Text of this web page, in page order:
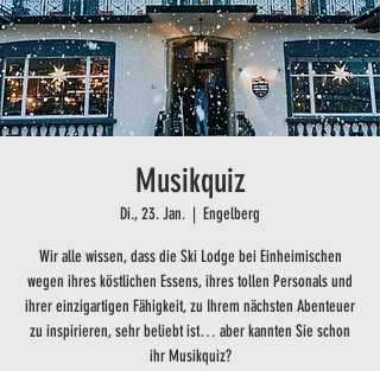
Musikquiz
Di., 23. Jan.
  |
Engelberg
Wir alle wissen, dass die Ski Lodge bei Einheimischen
wegen ihres köstlichen Essens, ihres tollen Personals und
ihrer einzigartigen Fähigkeit, zu Ihrem nächsten Abenteuer
zu inspirieren, sehr beliebt ist… aber kannten Sie schon
ihr Musikquiz?